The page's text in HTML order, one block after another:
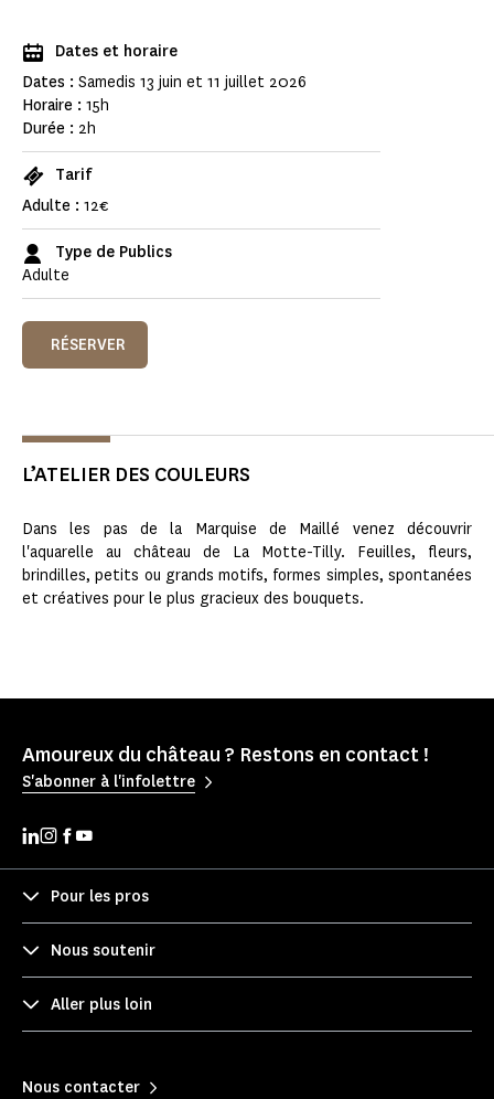
Dates et horaire
Dates : Samedis 13 juin et 11 juillet 2026
Horaire : 15h
Durée : 2h
Tarif
Adulte : 12€
Type de Publics
Adulte
RÉSERVER
L’ATELIER DES COULEURS
Dans les pas de la Marquise de Maillé venez découvrir
l'aquarelle au château de La Motte-Tilly. Feuilles, fleurs,
brindilles, petits ou grands motifs, formes simples, spontanées
et créatives pour le plus gracieux des bouquets.
Amoureux du château ? Restons en contact !
S'abonner à l'infolettre
Pour les pros
Nous soutenir
Aller plus loin
Nous contacter